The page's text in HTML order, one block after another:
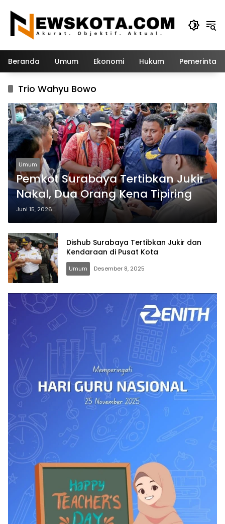
konten
Beranda Umum Ekonomi Hukum
Trio Wahyu Bowo
Umum
Pemkot Surabaya Tertibkan Jukir
Nakal, Dua Orang Kena Tipiring
Juni 15, 2026
Dishub Surabaya Tertibkan Jukir dan
Kendaraan di Pusat Kota
Umum Desember 8, 2025